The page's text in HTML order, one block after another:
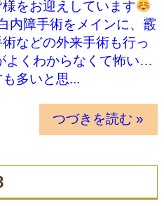
をお迎えしています
内障手術をメインに、霰
などの外来手術も行っ
よくわからなくて怖い…
多いと思...
つづきを読む »